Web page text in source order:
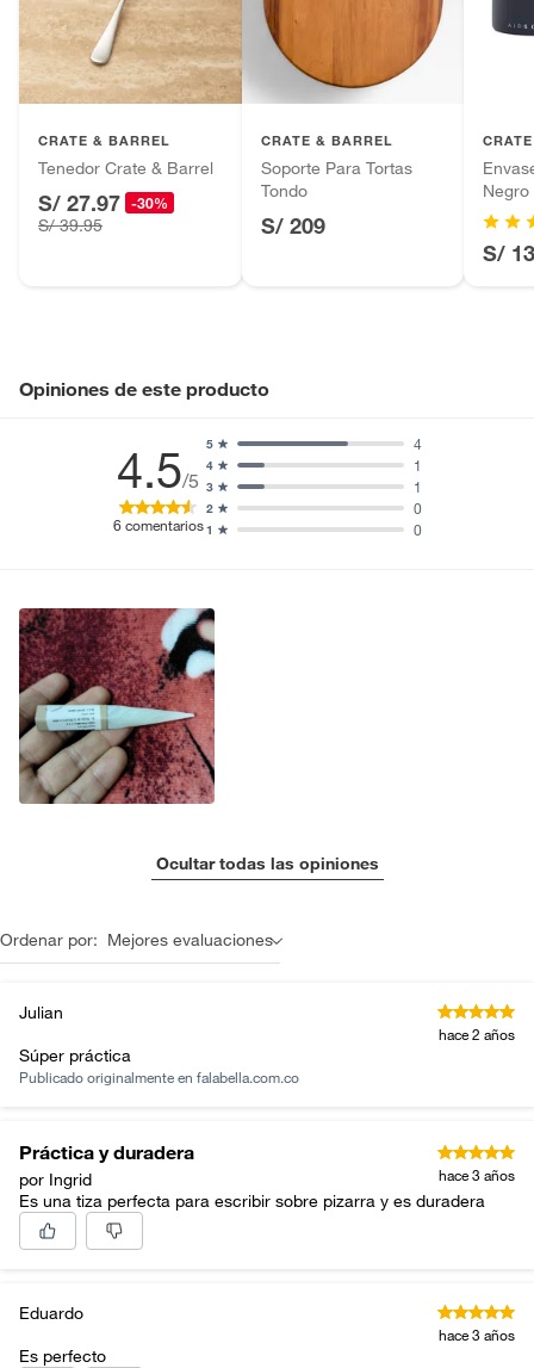
CRATE & BARREL
Tenedor Crate & Barrel
S/ 27.97 -30%
S/ 39.95
CRATE & BARREL
Soporte Para Tortas
Tondo
S/ 209
Negro
S/
Opiniones de este producto
4.5/5
6 comentarios1 0
2 0
3 1
4 1
5 4
Ocultar todas las opiniones
Ordenar por: Mejores evaluaciones
Julian
hace 2 años
Súper práctica
Publicado originalmente en falabella.com.co
Práctica y duradera
por Ingrid hace 3 años
Es una tiza perfecta para escribir sobre pizarra y es duradera
Eduardo
hace 3 años
Es perfecto